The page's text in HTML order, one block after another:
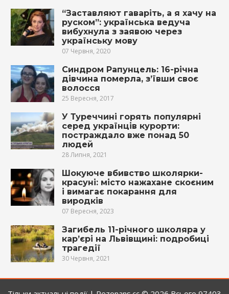
“Заставляют гаваріть, а я хачу на
руском”: українська ведуча
вибухнула з заявою через
українську мову
07 Червня, 2020
Синдром Рапунцель: 16-річна
дівчина померла, з’ївши своє
волосся
25 Вересня, 2017
У Туреччині горять популярні
серед українців курорти:
постраждало вже понад 50
людей
28 Липня, 2021
Шокуюче вбивство школярки-
красуні: місто нажахане скоєним
і вимагає покарання для
виродків
07 Вересня, 2023
Загибель 11-річного школяра у
кар’єрі на Львівщині: подробиці
трагедії
30 Червня, 2021